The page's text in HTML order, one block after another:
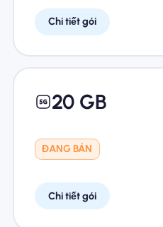
Chi tiết gói
20 GB
ĐANG BÁN
Chi tiết gói